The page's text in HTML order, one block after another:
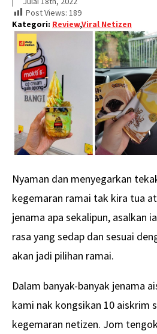
Post Views: 189
Kategori: Review,Viral Netizen
Nyaman dan menyegarkan
kegemaran ramai tak kira tua
jenama apa sekalipun, asalkan
rasa yang sedap dan sesuai
akan jadi pilihan ramai.
Dalam banyak-banyak jenama
kami nak kongsikan 10 aiskrim
kegemaran netizen. Jom